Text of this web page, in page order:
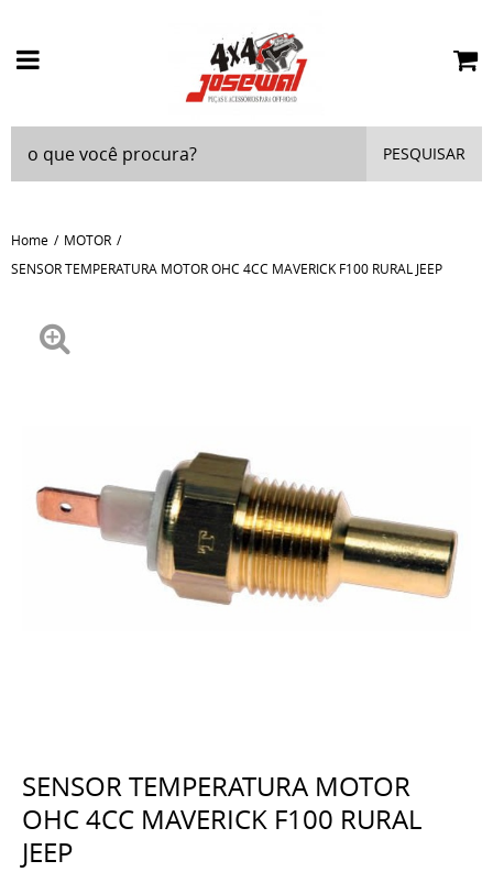
PESQUISAR
Home
MOTOR
SENSOR TEMPERATURA MOTOR OHC 4CC MAVERICK F100 RURAL JEEP
SENSOR TEMPERATURA MOTOR
OHC 4CC MAVERICK F100 RURAL
JEEP